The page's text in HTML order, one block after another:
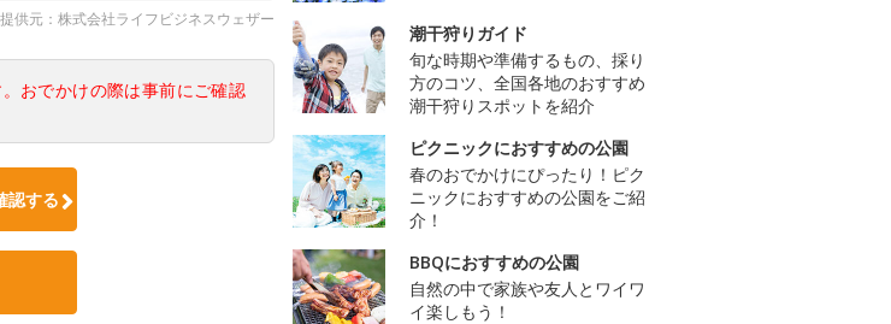
供元：株式会社ライフビジネスウェザー
おでかけの際は事前にご確認
認する
潮干狩りガイド
旬な時期や準備するもの、採り
方のコツ、全国各地のおすすめ
潮干狩りスポットを紹介
ピクニックにおすすめの公園
春のおでかけにぴったり！ピク
ニックにおすすめの公園をご紹
介！
BBQにおすすめの公園
自然の中で家族や友人とワイワ
イ楽しもう！